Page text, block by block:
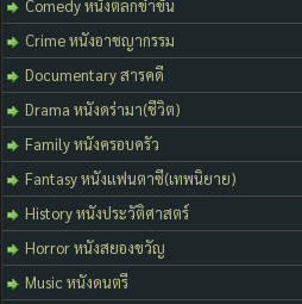
Comedy หนังตลกขำขัน
Crime หนังอาชญากรรม
Documentary สารคดี
Drama หนังดร่ามา(ชีวิต)
Family หนังครอบครัว
Fantasy หนังแฟนตาซี(เทพนิยาย)
History หนังประวัติศาสตร์
Horror หนังสยองขวัญ
Music หนังดนตรี